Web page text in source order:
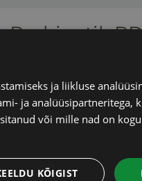
Probiootik
(kuiv)
46,00€ sisaldab KM
Lisa korvi
ja liikluse
ja analüüsipartneritega,
või mille nad on
KÕIGIST